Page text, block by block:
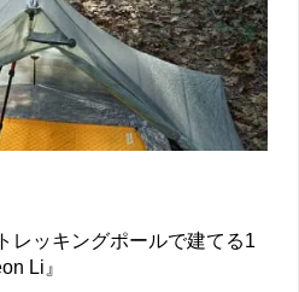
レッキングポールで建てる1
Li』